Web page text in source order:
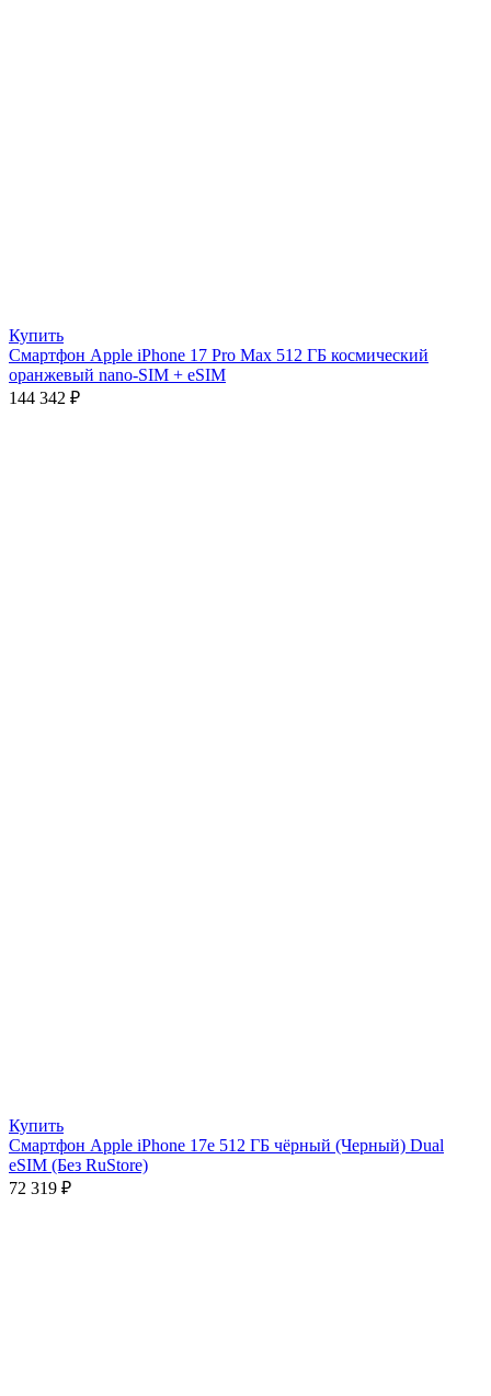
Купить
Смартфон Apple iPhone 17 Pro Max 512 ГБ космический
оранжевый nano-SIM + eSIM
144 342 ₽
Купить
Смартфон Apple iPhone 17e 512 ГБ чёрный (Черный) Dual
eSIM (Без RuStore)
72 319 ₽